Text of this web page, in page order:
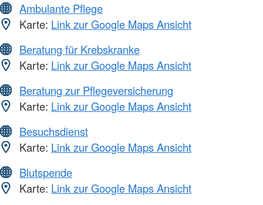
Ambulante Pflege
Karte: Link zur Google Maps Ansicht
Beratung für Krebskranke
Karte: Link zur Google Maps Ansicht
Beratung zur Pflegeversicherung
Karte: Link zur Google Maps Ansicht
Besuchsdienst
Karte: Link zur Google Maps Ansicht
Blutspende
Karte: Link zur Google Maps Ansicht